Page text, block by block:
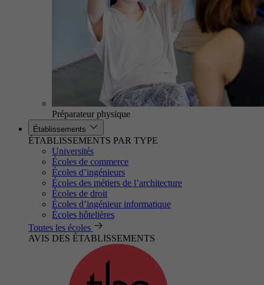
Préparateur physique
Établissements
ÉTABLISSEMENTS PAR TYPE
Universités
Écoles de commerce
Écoles d’ingénieurs
Écoles des métiers de l’architecture
Écoles de droit
Écoles d’ingénieur informatique
Écoles hôtelières
Toutes les écoles
AVIS DES ÉTABLISSEMENTS